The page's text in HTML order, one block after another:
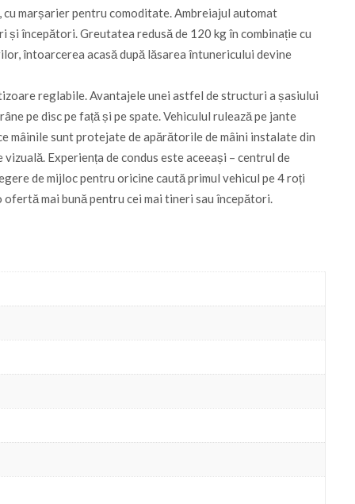
marșarier pentru comoditate. Ambreiajul automat
și începători. Greutatea redusă de 120 kg în combinație cu
întoarcerea acasă după lăsarea întunericului devine
reglabile. Avantajele unei astfel de structuri a șasiului
pe disc pe față și pe spate. Vehiculul rulează pe jante
mâinile sunt protejate de apărătorile de mâini instalate din
Experiența de condus este aceeași – centrul de
de mijloc pentru oricine caută primul vehicul pe 4 roți
mai bună pentru cei mai tineri sau începători.